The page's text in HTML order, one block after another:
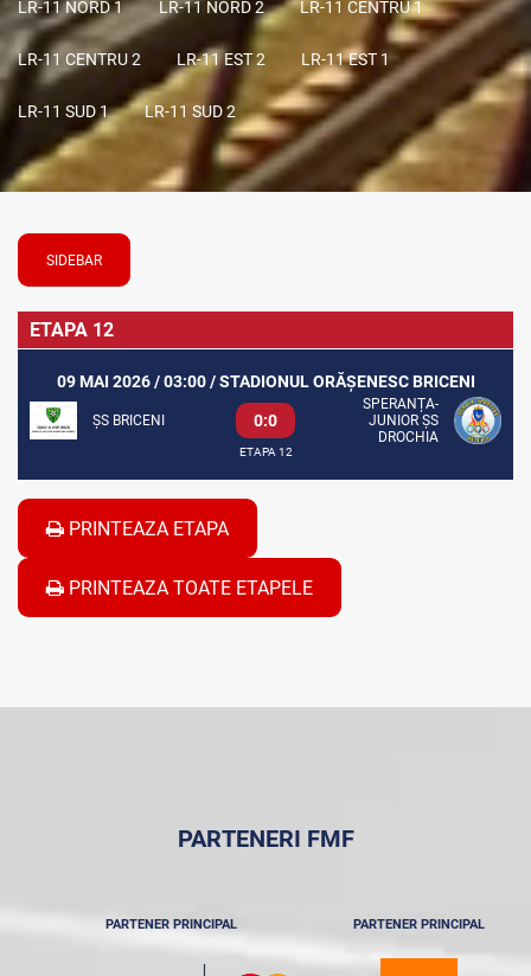
LR-11 NORD 1 LR-11 NORD 2 LR-11 CENTRU 1
LR-11 CENTRU 2 LR-11 EST 2 LR-11 EST 1
LR-11 SUD 1 LR-11 SUD 2
SIDEBAR
ETAPA 12
09 MAI 2026 / 03:00 / STADIONUL ORĂȘENESC BRICENI
ȘS BRICENI 0:0
SPERANȚA-
JUNIOR ȘS
DROCHIA
ETAPA 12
PRINTEAZA ETAPA
PRINTEAZA TOATE ETAPELE
PARTENERI FMF
PARTENER PRINCIPAL PARTENER PRINCIPAL